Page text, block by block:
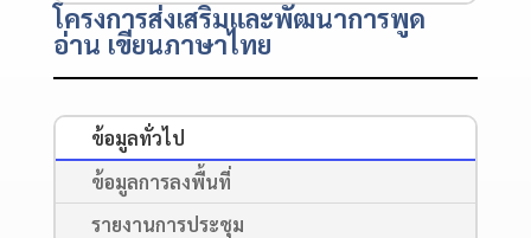
โครงการส่งเสริมและพัฒนาการพูด
อ่าน เขียนภาษาไทย
ข้อมูลทั่วไป
ข้อมูลการลงพื้นที่
รายงานการประชุม